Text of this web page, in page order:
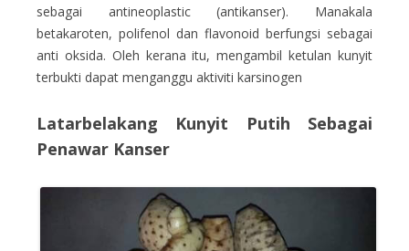
sebagai antineoplastic (antikanser). Manakala
betakaroten, polifenol dan flavonoid berfungsi sebagai
anti oksida. Oleh kerana itu, mengambil ketulan kunyit
terbukti dapat menganggu aktiviti karsinogen
Latarbelakang Kunyit Putih Sebagai
Penawar Kanser